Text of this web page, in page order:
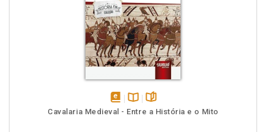
disponívelDisponível
páginas
Cavalaria Medieval - Entre a História e o Mito